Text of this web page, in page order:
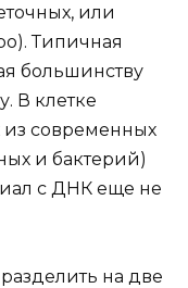
или
Типичная
большинству
В клетке
современных
и бактерий)
с ДНК еще не
на две